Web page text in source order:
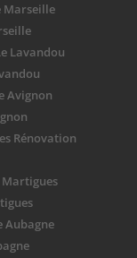
Marseille
Lavandou
Avignon
Rénovation
Martigues
Aubagne